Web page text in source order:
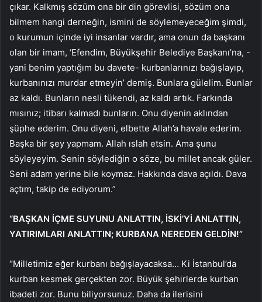
çıkar. Kalkmış sözüm ona bir din görevlisi, sözüm ona
bilmem hangi derneğin, ismini de söylemeyeceğim şimdi,
o kurumun içinde iyi insanlar vardır, ama onun da başkanı
olan bir imam, ‘Efendim, Büyükşehir Belediye Başkanı’na, -
yani benim yaptığım bu davete- kurbanlarınızı bağışlayıp,
kurbanınızı murdar etmeyin’ demiş. Bunlara gülelim. Bunlar
az kaldı. Bunların nesli tükendi, az kaldı artık. Farkında
mısınız; itibarı kalmadı bunların. Onu diyenin aklından
şüphe ederim. Onu diyeni, elbette Allah’a havale ederim.
Başka bir şey yapmam. Allah ıslah etsin. Ama şunu
söyleyeyim. Senin söylediğin o söze, bu millet ancak güler.
Seni adam yerine bile koymaz. Hakkında dava açıldı. Dava
açtım, takip de ediyorum.”
“BAŞKAN İÇME SUYUNU ANLATTIN, İSKİ’Yİ ANLATTIN,
YATIRIMLARI ANLATTIN; KURBANA NEREDEN GELDİN!”
“Milletimiz eğer kurbanı bağışlayacaksa… Ki İstanbul’da
kurban kesmek gerçekten zor. Büyük şehirlerde kurban
ibadeti zor. Bunu biliyorsunuz. Daha da ilerisini